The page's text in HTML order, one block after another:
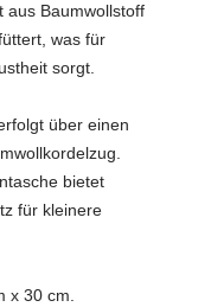
aus Baumwollstoff
was für
sorgt.
über einen
bietet
für kleinere
x 30 cm.